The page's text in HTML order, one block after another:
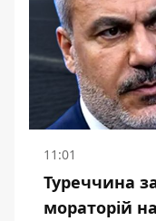
11:01
Туреччина
мораторій